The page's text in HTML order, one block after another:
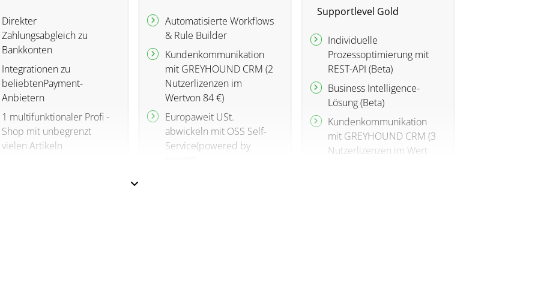
Direkter
Zahlungsabgleich zu
Bankkonten
Integrationen zu
beliebtenPayment-
Anbietern
1 multifunktionaler Profi -
Shop mit unbegrenzt
vielen Artikeln
Automatisierte Workflows
& Rule Builder
Kundenkommunikation
mit GREYHOUND CRM (2
Nutzerlizenzen im
Wertvon 84 €)
Europaweit USt.
abwickeln mit OSS Self-
Service(powered by
Supportlevel Gold
Individuelle
Prozessoptimierung mit
REST-API (Beta)
Business Intelligence-
Lösung (Beta)
Kundenkommunikation
mit GREYHOUND CRM (3
Nutzerlizenzen im Wert